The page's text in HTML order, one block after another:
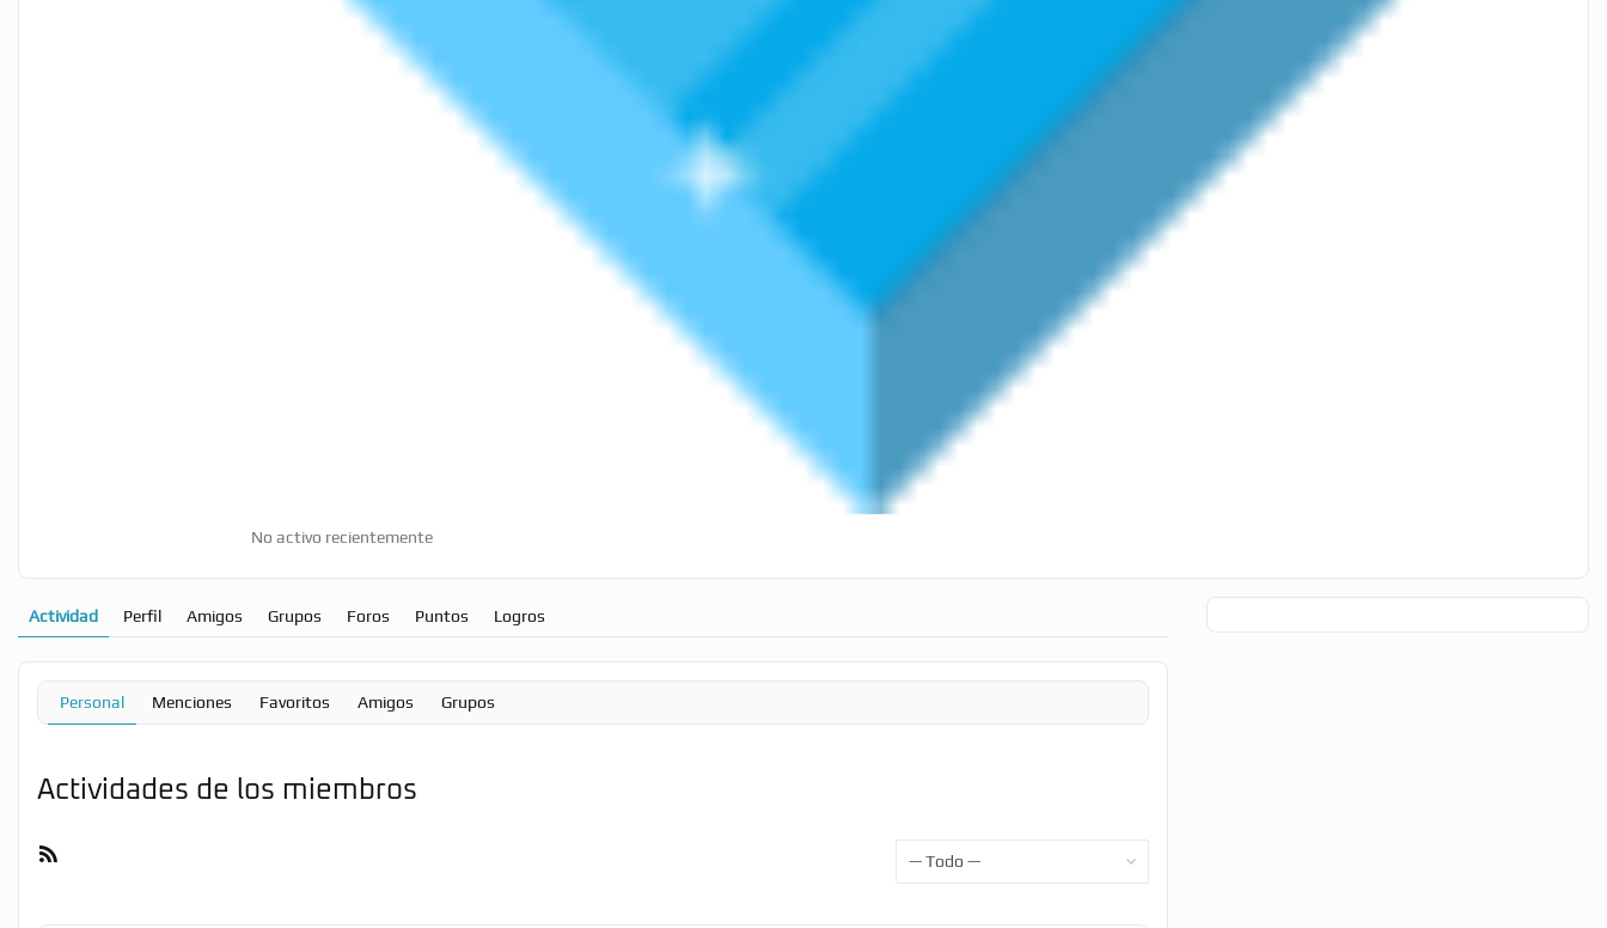
No activo recientemente
Actividad Perfil Amigos Grupos Foros Puntos Logros
Personal Menciones Favoritos Amigos Grupos
Actividades de los miembros